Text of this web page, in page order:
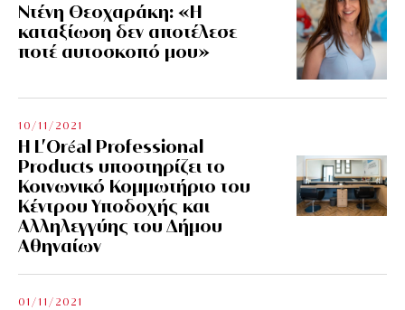
Ντένη Θεοχαράκη: «Η
καταξίωση δεν αποτέλεσε
ποτέ αυτοσκοπό μου»
10/11/2021
Η L’Οréal Professional
Products υποστηρίζει το
Κοινωνικό Κομμωτήριο του
Κέντρου Υποδοχής και
Αλληλεγγύης του Δήμου
Αθηναίων
01/11/2021